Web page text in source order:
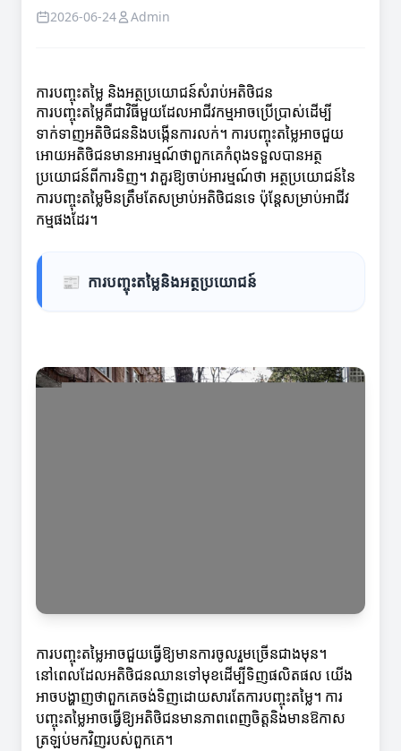
2026-06-24 Admin
ការបញ្ចុះតម្លៃ និងអត្ថប្រយោជន៍សំរាប់អតិថិជន
ការបញ្ចុះតម្លៃគឺជាវិធីមួយដែលអាជីវកម្មអាចប្រើប្រាស់ដើម្បី
ទាក់ទាញអតិថិជននិងបង្កើនការលក់។ ការបញ្ចុះតម្លៃអាចជួយ
អោយអតិថិជនមានអារម្មណ៍ថាពួកគេកំពុងទទួលបានអត្ថ
ប្រយោជន៍ពីការទិញ។ វាគួរឱ្យចាប់អារម្មណ៍ថា អត្ថប្រយោជន៍នៃ
ការបញ្ចុះតម្លៃមិនត្រឹមតែសម្រាប់អតិថិជនទេ ប៉ុន្តែសម្រាប់អាជីវ
កម្មផងដែរ។
📰 ការបញ្ចុះតម្លៃនិងអត្ថប្រយោជន៍
ការបញ្ចុះតម្លៃអាចជួយធ្វើឱ្យមានការចូលរួមច្រើនជាងមុន។
នៅពេលដែលអតិថិជនឈានទៅមុខដើម្បីទិញផលិតផល យើង
អាចបង្ហាញថាពួកគេចង់ទិញដោយសារតែការបញ្ចុះតម្លៃ។ ការ
បញ្ចុះតម្លៃអាចធ្វើឱ្យអតិថិជនមានភាពពេញចិត្តនិងមានឱកាស
ត្រឡប់មកវិញរបស់ពួកគេ។